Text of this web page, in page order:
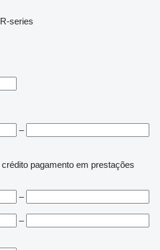
R-series
–
crédito pagamento em prestações
–
–